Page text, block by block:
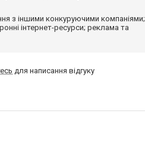
з іншими конкуруючими компаніями;
інтернет-ресурси; реклама та
для написання відгуку